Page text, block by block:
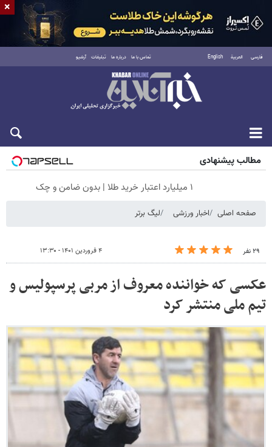
فارسی العربية English تماس با ما درباره ما تبلیغات آرشیو
شنبه ۱۷ مرداد ۱۴۰۵
مطالب پیشنهادی
۱ میلیارد اعتبار خرید طلا | بدون ضامن و چک
صفحه اصلی اخبار ورزشی لیگ برتر
۲۹ نفر ۴ فروردین ۱۴۰۱ - ۱۳:۳۰
عکسی که خواننده معروف از مربی پرسپولیس و
تیم ملی منتشر کرد
×